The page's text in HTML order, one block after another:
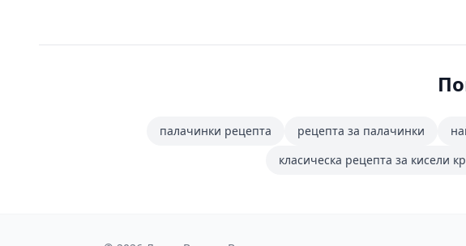
палачинки рецепта рецепта за палачинки
класическа рецепта за кисели